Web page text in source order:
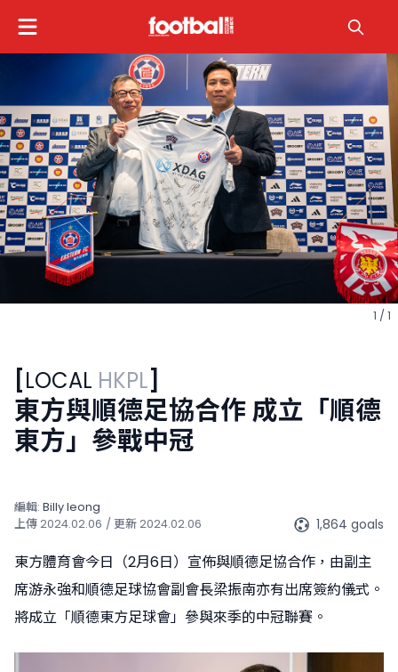
1 / 1
LOCAL HKPL
東方與順德足協合作 成立「順德
東方」參戰中冠
編輯: Billy Ieong
上傳2024.02.06 / 更新2024.02.06 1,864 goals
東方體育會今日（2月6日）宣佈與順德足協合作，由副主
席游永強和順德足球協會副會長梁振南亦有出席簽約儀式。
將成立「順德東方足球會」參與來季的中冠聯賽。